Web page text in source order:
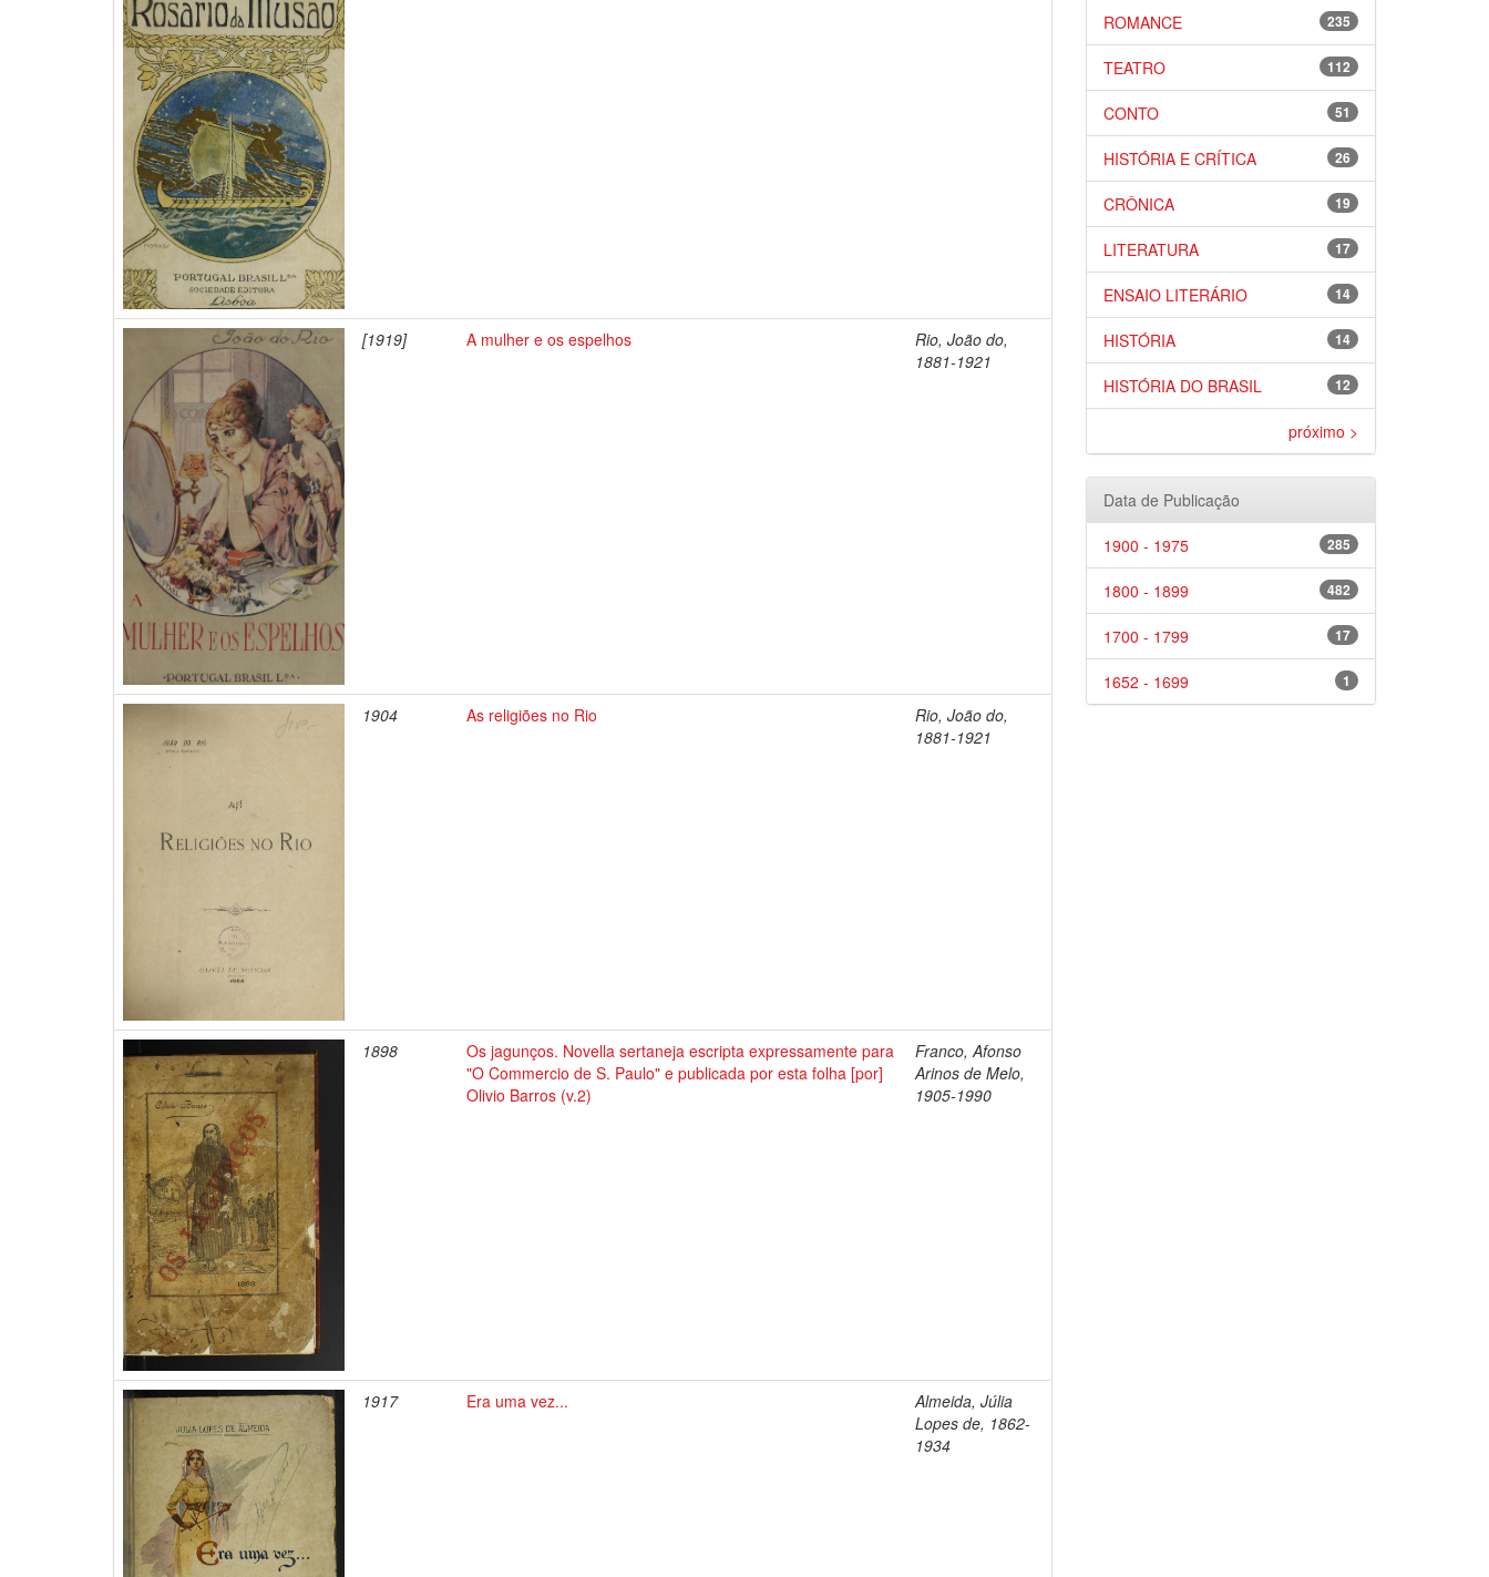
[1919] A mulher e os espelhos
Rio, João do,
1881-1921
1904 As religiões no Rio
Rio, João do,
1881-1921
1898
Os jagunços. Novella sertaneja escripta expressamente para
"O Commercio de S. Paulo" e publicada por esta folha [por]
Olivio Barros (v.2)
Franco, Afonso
Arinos de Melo,
1905-1990
1917 Era uma vez...
Almeida, Júlia
Lopes de, 1862-
1934
235
ROMANCE
112
TEATRO
51
CONTO
26
HISTÓRIA E CRÍTICA
19
CRÔNICA
17
LITERATURA
14
ENSAIO LITERÁRIO
14
HISTÓRIA
12
HISTÓRIA DO BRASIL
próximo >
Data de Publicação
285
1900 - 1975
482
1800 - 1899
17
1700 - 1799
1
1652 - 1699